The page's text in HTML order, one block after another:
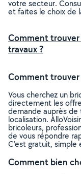
votre secteur.
et faites le choix de
Comment
travaux ?
Comment trouver
Vous cherchez un
directement les
demande auprès
localisation.
bricoleurs,
de vous répondre
C’est gratuit,
Comment bien